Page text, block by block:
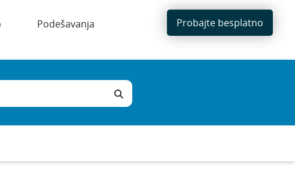
Podešavanja Probajte besplatno